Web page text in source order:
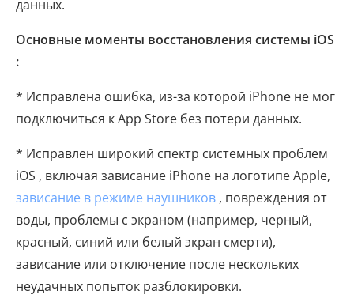
данных.
Основные моменты восстановления системы iOS
:
* Исправлена ​​ошибка, из-за которой iPhone не мог
подключиться к App Store без потери данных.
* Исправлен широкий спектр системных проблем
iOS , включая зависание iPhone на логотипе Apple,
зависание в режиме наушников , повреждения от
воды, проблемы с экраном (например, черный,
красный, синий или белый экран смерти),
зависание или отключение после нескольких
неудачных попыток разблокировки.